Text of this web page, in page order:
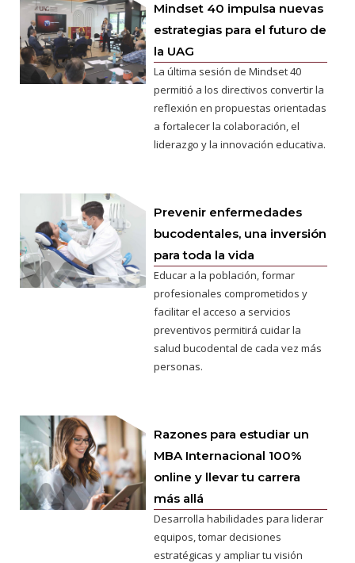
Mindset 40 impulsa nuevas
estrategias para el futuro de
la UAG
La última sesión de Mindset 40
permitió a los directivos convertir la
reflexión en propuestas orientadas
a fortalecer la colaboración, el
liderazgo y la innovación educativa.
Prevenir enfermedades
bucodentales, una inversión
para toda la vida
Educar a la población, formar
profesionales comprometidos y
facilitar el acceso a servicios
preventivos permitirá cuidar la
salud bucodental de cada vez más
personas.
Razones para estudiar un
MBA Internacional 100%
online y llevar tu carrera
más allá
Desarrolla habilidades para liderar
equipos, tomar decisiones
estratégicas y ampliar tu visión